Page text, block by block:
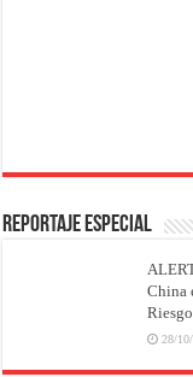
REPORTAJE ESPECIAL
China
28/